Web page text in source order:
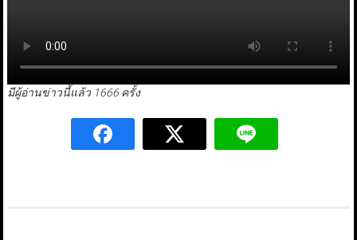
มีผู้อ่านข่าวนี้แล้ว 1666 ครั้ง